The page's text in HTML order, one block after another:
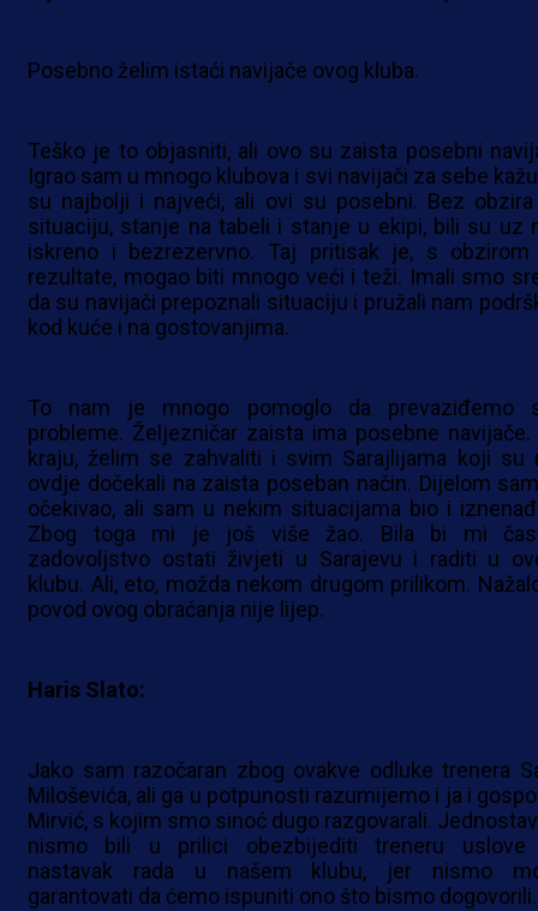
Posebno želim istaći navijače ovog kluba.
Teško je to objasniti, ali ovo su zaista posebni
Igrao sam u mnogo klubova i svi navijači za sebe
su najbolji i najveći, ali ovi su posebni. Bez
situaciju, stanje na tabeli i stanje u ekipi, bili su uz
iskreno i bezrezervno. Taj pritisak je, s obzirom
rezultate, mogao biti mnogo veći i teži. Imali smo
da su navijači prepoznali situaciju i pružali nam
kod kuće i na gostovanjima.
To nam je mnogo pomoglo da prevaziđemo
probleme. Željezničar zaista ima posebne navijače.
kraju, želim se zahvaliti i svim Sarajlijama koji su
ovdje dočekali na zaista poseban način. Dijelom
očekivao, ali sam u nekim situacijama bio i
Zbog toga mi je još više žao. Bila bi mi
zadovoljstvo ostati živjeti u Sarajevu i raditi u
klubu. Ali, eto, možda nekom drugom prilikom.
povod ovog obraćanja nije lijep.
Haris Slato:
Jako sam razočaran zbog ovakve odluke trenera
Miloševića, ali ga u potpunosti razumijemo i ja i
Mirvić, s kojim smo sinoć dugo razgovarali.
nismo bili u prilici obezbijediti treneru uslove
nastavak rada u našem klubu, jer nismo
garantovati da ćemo ispuniti ono što bismo dogovorili.